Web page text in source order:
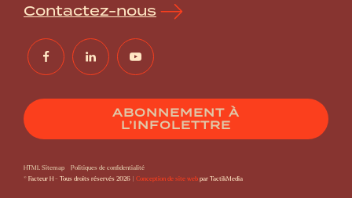
Contactez-nous
ABONNEMENT À
L’INFOLETTRE
HTML Sitemap
Politiques de confidentialité
© Facteur H - Tous droits réservés 2026 | Conception de site web par TactikMedia